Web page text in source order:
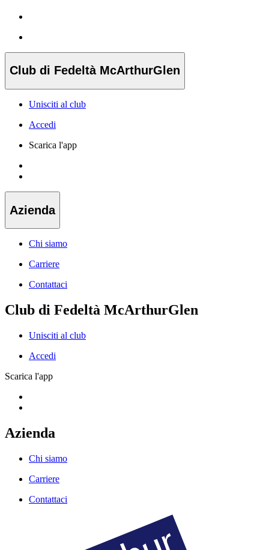
Club di Fedeltà McArthurGlen
Unisciti al club
Accedi
Scarica l'app
Azienda
Chi siamo
Carriere
Contattaci
Club di Fedeltà McArthurGlen
Unisciti al club
Accedi
Scarica l'app
Azienda
Chi siamo
Carriere
Contattaci